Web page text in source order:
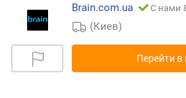
Brain.com.ua
С нами
(Киев)
Перейти в